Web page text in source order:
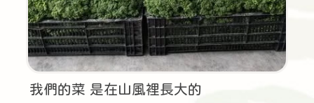
我們的菜 是在山風裡長大的